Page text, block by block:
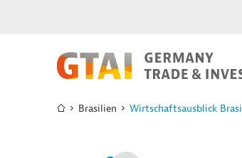
Brasilien Wirtschaftsausblick